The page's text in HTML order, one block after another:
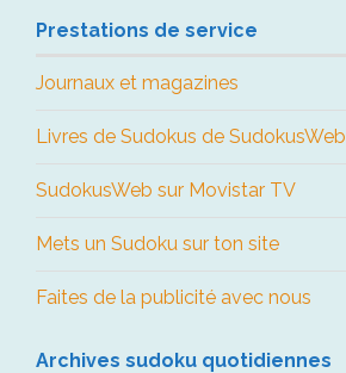
Prestations de service
Journaux et magazines
Livres de Sudokus de SudokusWeb
SudokusWeb sur Movistar TV
Mets un Sudoku sur ton site
Faites de la publicité avec nous
Archives sudoku quotidiennes